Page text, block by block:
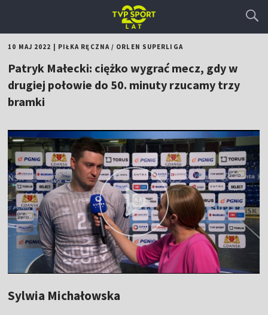
10 MAJ 2022 PIŁKA RĘCZNA/ ORLEN SUPERLIGA
Patryk Małecki: ciężko wygrać mecz, gdy w
drugiej połowie do 50. minuty rzucamy trzy
bramki
Sylwia Michałowska